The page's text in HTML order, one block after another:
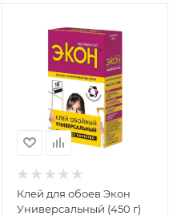
Клей для обоев Экон
Универсальный (450 г)